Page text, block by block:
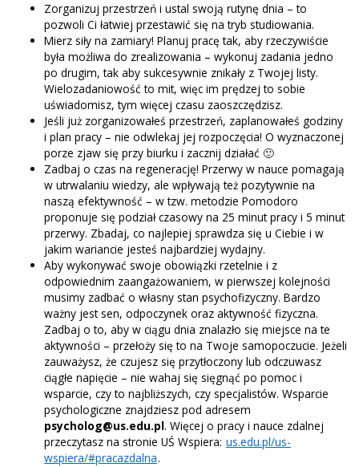
Zorganizuj przestrzeń i ustal swoją rutynę dnia – to
pozwoli Ci łatwiej przestawić się na tryb studiowania.
Mierz siły na zamiary! Planuj pracę tak, aby rzeczywiście
była możliwa do zrealizowania – wykonuj zadania jedno
po drugim, tak aby sukcesywnie znikały z Twojej listy.
Wielozadaniowość to mit, więc im prędzej to sobie
uświadomisz, tym więcej czasu zaoszczędzisz.
Jeśli już zorganizowałeś przestrzeń, zaplanowałeś godziny
i plan pracy – nie odwlekaj jej rozpoczęcia! O wyznaczonej
porze zjaw się przy biurku i zacznij działać 🙂
Zadbaj o czas na regenerację! Przerwy w nauce pomagają
w utrwalaniu wiedzy, ale wpływają też pozytywnie na
naszą efektywność – w tzw. metodzie Pomodoro
proponuje się podział czasowy na 25 minut pracy i 5 minut
przerwy. Zbadaj, co najlepiej sprawdza się u Ciebie i w
jakim wariancie jesteś najbardziej wydajny.
Aby wykonywać swoje obowiązki rzetelnie i z
odpowiednim zaangażowaniem, w pierwszej kolejności
musimy zadbać o własny stan psychofizyczny. Bardzo
ważny jest sen, odpoczynek oraz aktywność fizyczna.
Zadbaj o to, aby w ciągu dnia znalazło się miejsce na te
aktywności – przełoży się to na Twoje samopoczucie. Jeżeli
zauważysz, że czujesz się przytłoczony lub odczuwasz
ciągłe napięcie – nie wahaj się sięgnąć po pomoc i
wsparcie, czy to najbliższych, czy specjalistów. Wsparcie
psychologiczne znajdziesz pod adresem
psycholog@us.edu.pl. Więcej o pracy i nauce zdalnej
przeczytasz na stronie UŚ Wspiera: us.edu.pl/us-
wspiera/#pracazdalna.